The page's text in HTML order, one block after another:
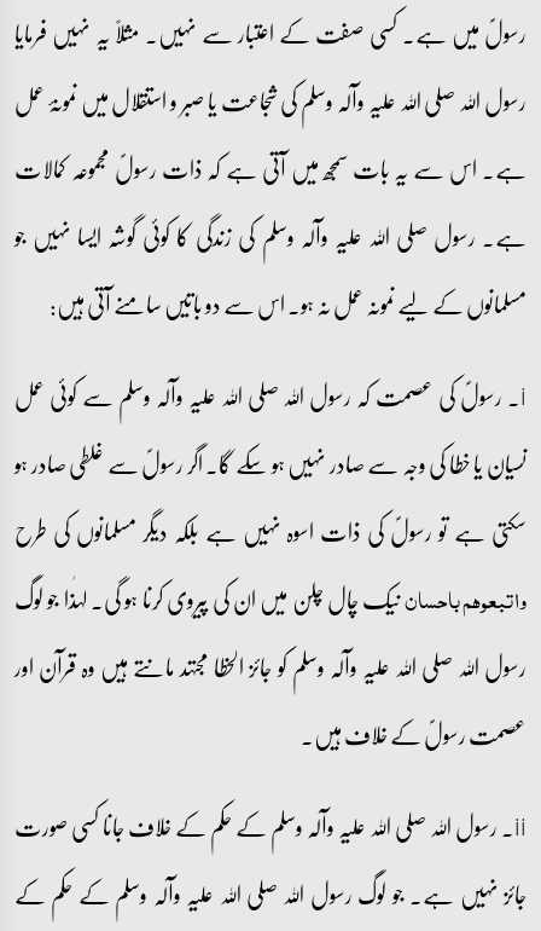
رسولؐ میں ہے۔ کسی صفت کے اعتبار سے نہیں۔ مثلاً یہ نہیں فرمایا
رسول اللہ صلی اللہ علیہ وآلہ وسلم کی شجاعت یا صبر و استقلال میں نمونۂ عمل
ہے۔ اس سے یہ بات سمجھ میں آتی ہے کہ ذات رسولؐ مجموعہ کمالات
ہے۔ رسول صلی اللہ علیہ وآلہ وسلم کی زندگی کا کوئی گوشہ ایسا نہیں جو
مسلمانوں کے لیے نمونہ عمل نہ ہو۔ اس سے دو باتیں سامنے آتی ہیں:
i۔ رسولؐ کی عصمت کہ رسول اللہ صلی اللہ علیہ وآلہ وسلم سے کوئی عمل
نسیان یا خطا کی وجہ سے صادر نہیں ہو سکے گا۔ اگر رسولؐ سے غلطی صادر ہو
سکتی ہے تو رسولؐ کی ذات اسوہ نہیں ہے بلکہ دیگر مسلمانوں کی طرح
واتبعوھم باحساننیک چال چلن میں ان کی پیروی کرنا ہو گی۔ لہٰذا جو لوگ
رسول اللہ صلی اللہ علیہ وآلہ وسلم کو جائز الخطا مجتہد مانتے ہیں وہ قرآن اور
عصمت رسولؐ کے خلاف ہیں۔
ii۔ رسول اللہ صلی اللہ علیہ وآلہ وسلم کے حکم کے خلاف جانا کسی صورت
جائز نہیں ہے۔ جو لوگ رسول اللہ صلی اللہ علیہ وآلہ وسلم کے حکم کے